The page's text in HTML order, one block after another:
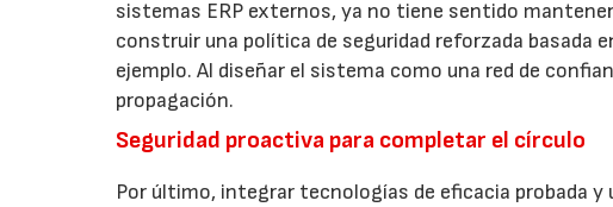
sistemas ERP externos, ya no tiene sentido
construir una política de seguridad reforzada basada
ejemplo. Al diseñar el sistema como una red de
propagación.
Seguridad proactiva para completar el círculo
Por último, integrar tecnologías de eficacia probada